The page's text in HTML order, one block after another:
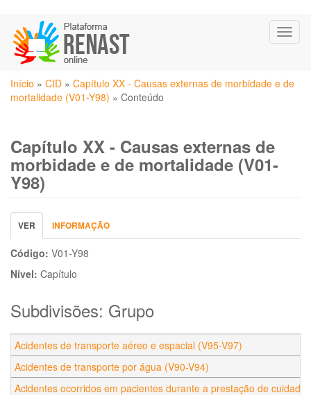
para
conteúdo
principal
Você
está
Início » CID » Capítulo XX - Causas externas de morbidade e de
mortalidade (V01-Y98) » Conteúdo
Capítulo XX - Causas externas de
morbidade e de mortalidade (V01-
Y98)
Abas
primárias
VER (ABA
ATIVA)
INFORMAÇÃO
Código: V01-Y98
Nível: Capítulo
Subdivisões: Grupo
Acidentes de transporte aéreo e espacial (V95-V97)
Acidentes de transporte por água (V90-V94)
Acidentes ocorridos em pacientes durante a prestação de